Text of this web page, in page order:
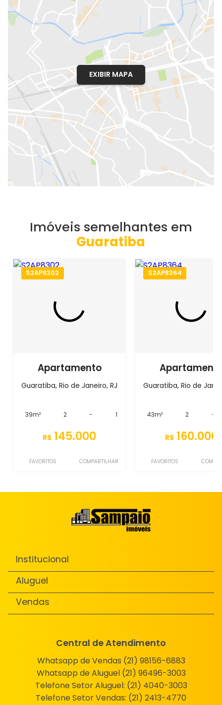
EXIBIR MAPA
Imóveis semelhantes em
Guaratiba
S2AP8302
Apartamento
Guaratiba, Rio de Janeiro, RJ
39m² 2 - 1
R$ 145.000
FAVORITOS COMPARTILHAR
S2AP8364
Guaratiba, Rio de
43m² 2 -
R$ 160.000
FAVORITOS
Institucional
Aluguel
Vendas
Central de Atendimento
Whatsapp de Vendas (21) 98156-6883
Whatsapp de Aluguel (21) 96496-3003
Telefone Setor Aluguel: (21) 4040-3003
Telefone Setor Vendas: (21) 2413-4770